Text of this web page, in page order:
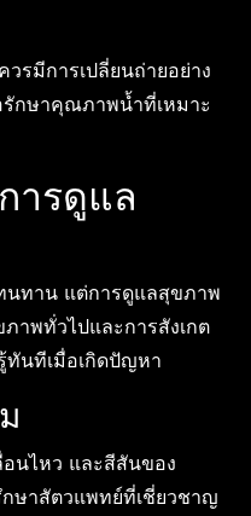
วรมีการเปลี่ยนถ่ายอย่าง
รักษาคุณภาพน้ำที่เหมาะ
ารดูแล
นทาน แต่การดูแลสุขภาพ
าพทั่วไปและการสังเกต
นทีเมื่อเกิดปัญหา
อนไหว และสีสันของ
ษาสัตวแพทย์ที่เชี่ยวชาญ